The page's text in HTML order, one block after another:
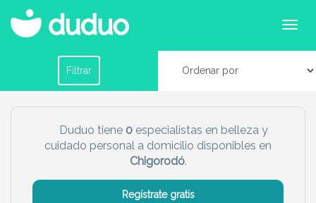
en Chigorodó
Filtrar
Filtrar por horario
Chico Chica
Más servicio del dudú
Duduo tiene 0especialistas en belleza y
cuidado personal a domicilio disponibles en
Chigorodó.
Regístrate gratis